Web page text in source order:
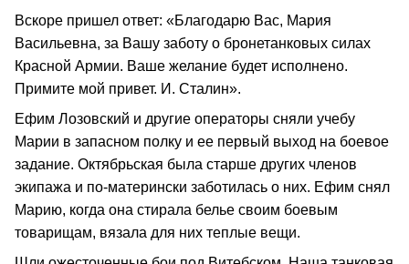
Вскоре пришел ответ: «Благодарю Вас, Мария
Васильевна, за Вашу заботу о бронетанковых силах
Красной Армии. Ваше желание будет исполнено.
Примите мой привет. И. Сталин».
Ефим Лозовский и другие операторы сняли учебу
Марии в запасном полку и ее первый выход на боевое
задание. Октябрьская была старше других членов
экипажа и по-матерински заботилась о них. Ефим снял
Марию, когда она стирала белье своим боевым
товарищам, вязала для них теплые вещи.